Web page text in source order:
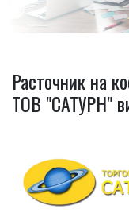
Расточник на
ТОВ "САТУРН"